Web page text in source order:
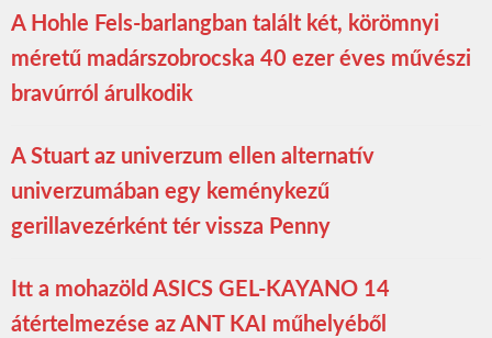
A Hohle Fels-barlangban talált két, körömnyi
méretű madárszobrocska 40 ezer éves művészi
bravúrról árulkodik
A Stuart az univerzum ellen alternatív
univerzumában egy keménykezű
gerillavezérként tér vissza Penny
Itt a mohazöld ASICS GEL-KAYANO 14
átértelmezése az ANT KAI műhelyéből